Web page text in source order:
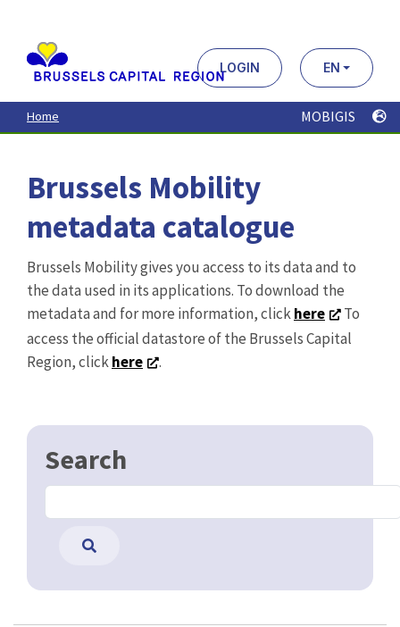
contenu
principal
LOGIN EN
Home MOBIGIS
Brussels Mobility
metadata catalogue
Brussels Mobility gives you access to its data and to
the data used in its applications. To download the
metadata and for more information, clickhere
To
access the official datastore of the Brussels Capital
Region, clickhere .
Search